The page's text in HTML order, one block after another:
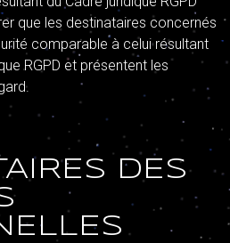
que les destinataires concernés
comparable à celui résultant
RGPD et présentent les
DES